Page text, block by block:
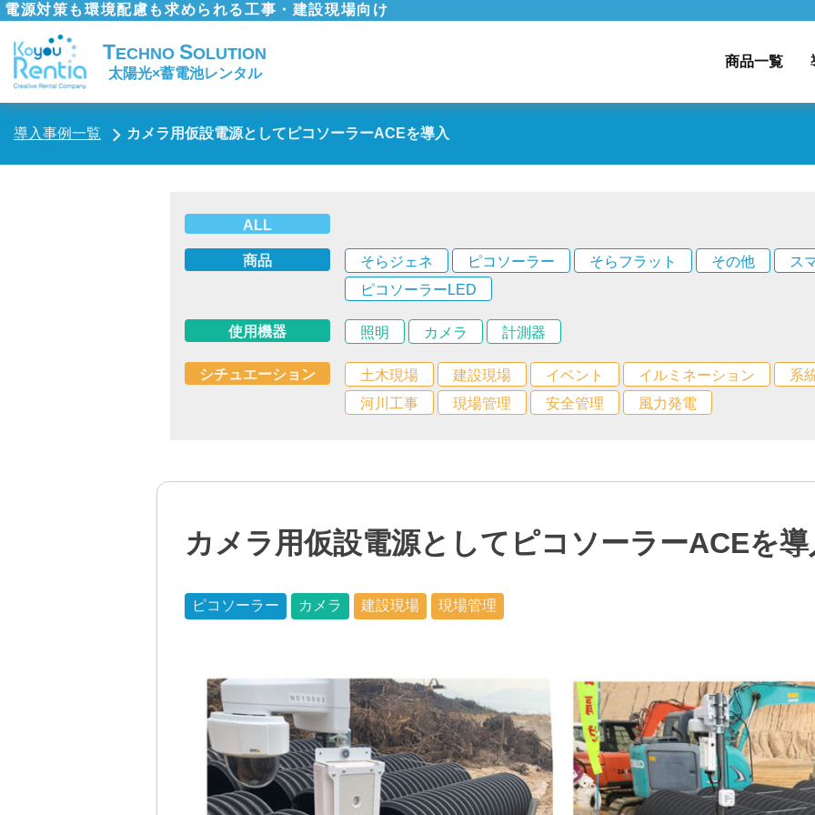
電源対策も環境配慮も求められる工事・建設現場向け
TECHNO SOLUTION
太陽光×蓄電池レンタル
商品一覧
導入事例一覧 カメラ用仮設電源としてピコソーラーACEを導入
ALL
商品 そらジェネ ピコソーラー そらフラット その他
ス
ピコソーラーLED
使用機器 照明 カメラ 計測器
シチュエーション 土木現場 建設現場 イベント イルミネーション
系
河川工事
現場管理 安全管理 風力発電
カメラ用仮設電源としてピコソーラーACEを導
カメラ
ピコソーラー 建設現場 現場管理